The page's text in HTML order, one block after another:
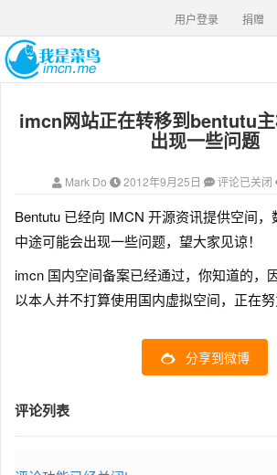
捐赠
用户登录
imcn网站正在转移到bentutu
出现一些问题
Mark Do 2012年9月25日 评论已关闭
Bentutu 已经向 IMCN 开源资讯提供空间，
中途可能会出现一些问题，望大家见谅！
imcn 国内空间备案已经通过，你知道的，
以本人并不打算使用国内虚拟空间，正在努
分享到微博
评论列表